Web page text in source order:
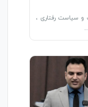
و سیاست رفتاری ،